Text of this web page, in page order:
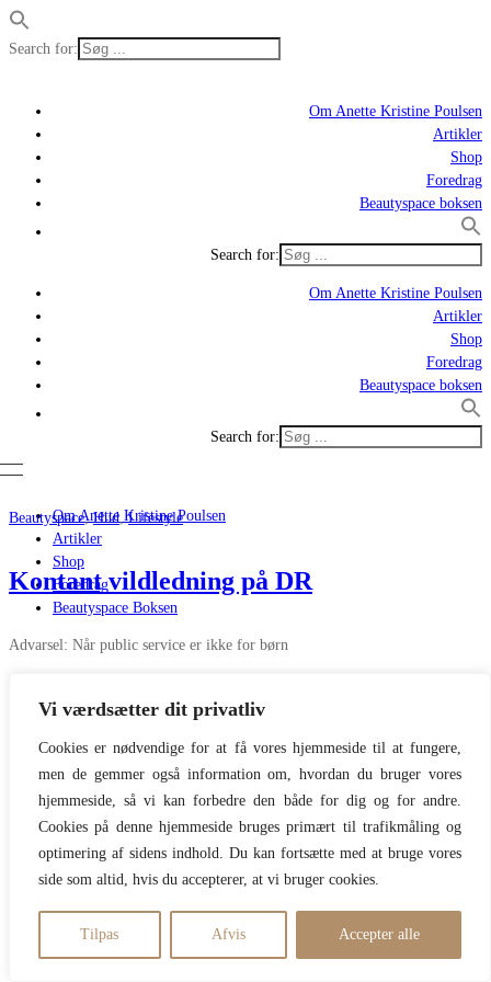
Vi værdsætter dit privatliv
Cookies er nødvendige for at få vores hjemmeside til at fungere,
men de gemmer også information om, hvordan du bruger vores
hjemmeside, så vi kan forbedre den både for dig og for andre.
Cookies på denne hjemmeside bruges primært til trafikmåling og
optimering af sidens indhold. Du kan fortsætte med at bruge vores
side som altid, hvis du accepterer, at vi bruger cookies.
Tilpas Afvis Accepter alle
Search for:
Om Anette Kristine Poulsen
Artikler
Shop
Foredrag
Beautyspace boksen
Search for:
Om Anette Kristine Poulsen
Artikler
Shop
Foredrag
Beautyspace boksen
Search for:
Om Anette Kristine Poulsen
Artikler
Shop
Foredrag
Beautyspace Boksen
Beautyspace,Hud,Lifestyle
Kontant vildledning på DR
Advarsel: Når public service er ikke for børn
Anette Kristine Poulsen
47 Kommentarer
Copyright Beautyspace // Design TadaahGrafisk 28708577